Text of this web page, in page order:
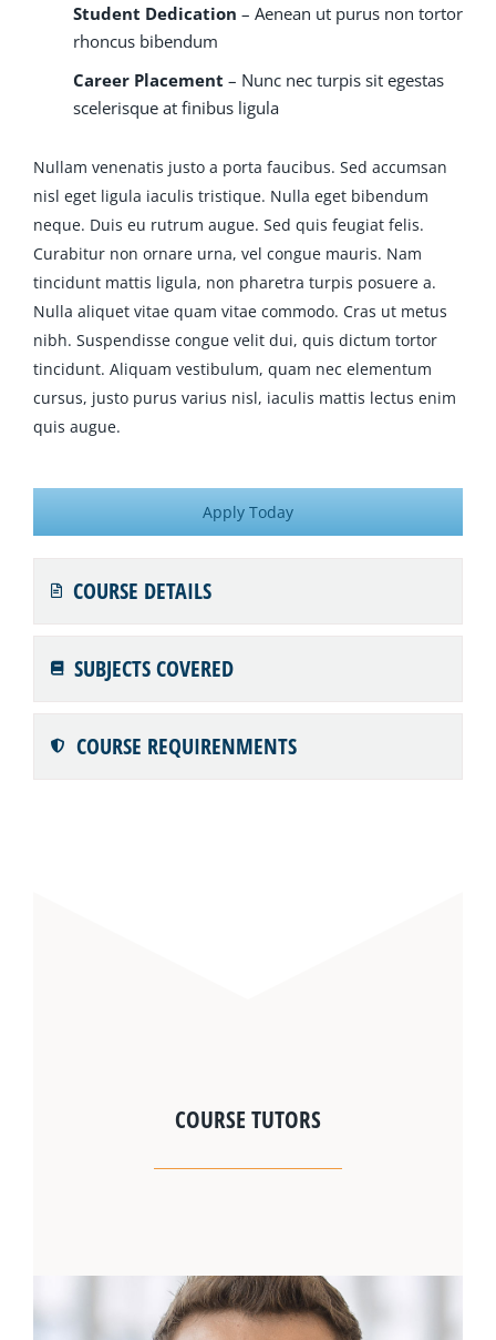
Student Dedication – Aenean ut purus non tortor
rhoncus bibendum
Career Placement – Nunc nec turpis sit egestas
scelerisque at finibus ligula
Nullam venenatis justo a porta faucibus. Sed accumsan
nisl eget ligula iaculis tristique. Nulla eget bibendum
neque. Duis eu rutrum augue. Sed quis feugiat felis.
Curabitur non ornare urna, vel congue mauris. Nam
tincidunt mattis ligula, non pharetra turpis posuere a.
Nulla aliquet vitae quam vitae commodo. Cras ut metus
nibh. Suspendisse congue velit dui, quis dictum tortor
tincidunt. Aliquam vestibulum, quam nec elementum
cursus, justo purus varius nisl, iaculis mattis lectus enim
quis augue.
Apply Today
COURSE DETAILS
SUBJECTS COVERED
COURSE REQUIRENMENTS
COURSE TUTORS